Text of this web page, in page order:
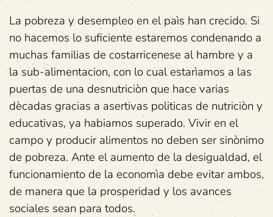
La pobreza y desempleo en el paìs han crecido. Si
no hacemos lo suficiente estaremos condenando a
muchas familias de costarricenese al hambre y a
la sub-alimentacion, con lo cual estarìamos a las
puertas de una desnutriciòn que hace varias
dècadas gracias a asertivas politicas de nutriciòn y
educativas, ya habiamos superado. Vivir en el
campo y producir alimentos no deben ser sinònimo
de pobreza. Ante el aumento de la desigualdad, el
funcionamiento de la economìa debe evitar ambos,
de manera que la prosperidad y los avances
sociales sean para todos.